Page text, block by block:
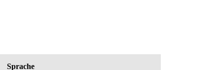
Sprache